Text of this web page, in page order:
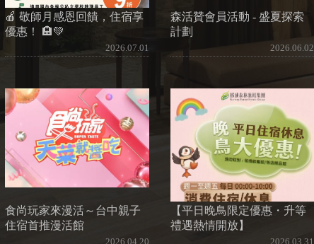
🍎 敬師月感恩回饋，住宿享
優惠！ 🏨💚
2026.07.01
森活贊會員活動 - 盛夏探索
計劃
2026.06.02
食尚玩家來漫活～台中親子
住宿首推漫活館
2026.04.20
【平日晚鳥限定優惠・升等
禮遇熱情開放】
2026.03.31